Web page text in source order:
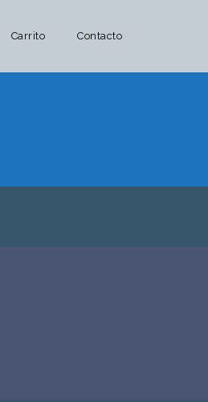
Carrito Contacto